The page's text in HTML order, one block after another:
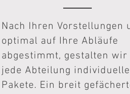
Nach Ihren Vorstellungen
optimal auf Ihre Abläufe
abgestimmt, gestalten
jede Abteilung individuelle
Pakete. Ein breit